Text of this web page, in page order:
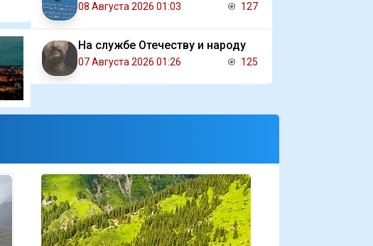
08 Августа 2026 01:03 127
На службе Отечеству и народу
07 Августа 2026 01:26 125